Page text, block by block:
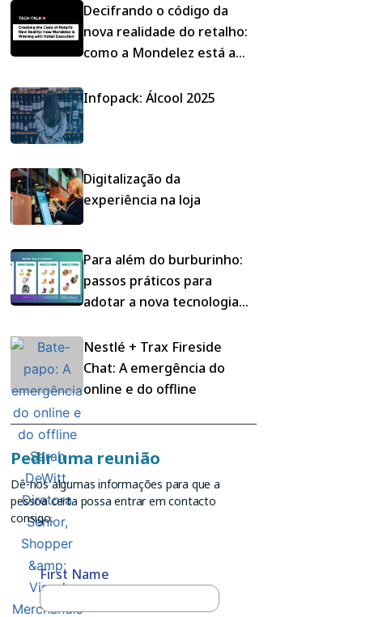
Decifrando o código da
nova realidade do retalho:
como a Mondelez está a
Infopack: Álcool 2025
Digitalização da
experiência na loja
Para além do burburinho:
passos práticos para
adotar a nova tecnologia
Nestlé + Trax Fireside
Chat: A emergência do
online e do offline
Pedir uma reunião
Dê-nos algumas informações para que a
pessoa certa possa entrar em contacto
consigo.